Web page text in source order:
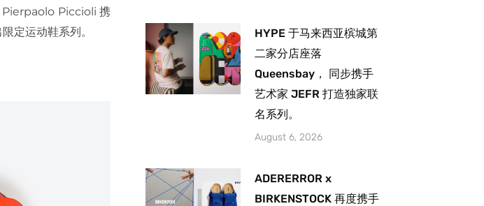
Pierpaolo Piccioli 携
定运动鞋系列。
HYPE 于马来西亚槟城第
二家分店座落
Queensbay， 同步携手
艺术家 JEFR 打造独家联
名系列。
August 6, 2026
ADERERROR x
BIRKENSTOCK 再度携手